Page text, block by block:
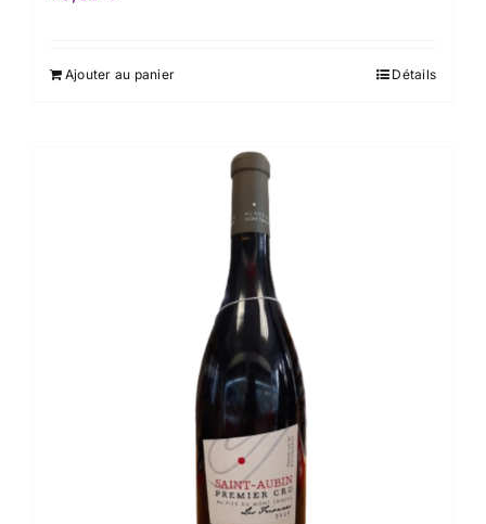
Ajouter au panier Détails